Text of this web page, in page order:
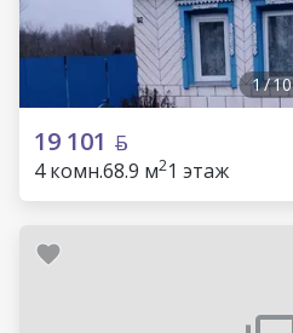
1/10
19 101
4 комн.68.9 м21 этаж